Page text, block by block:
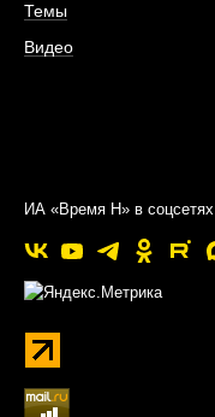
Темы
Видео
ИА «Время Н» в соцсетях